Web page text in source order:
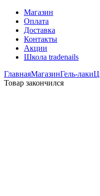
Магазин
Оплата
Доставка
Контакты
Акции
Школа tradenails
ГлавнаяМагазинГель-лаки
Товар закончился